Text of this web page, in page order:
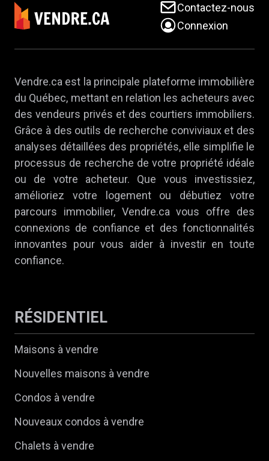
Contactez-nous
Connexion
Vendre.ca est la principale plateforme immobilière
du Québec, mettant en relation les acheteurs avec
des vendeurs privés et des courtiers immobiliers.
Grâce à des outils de recherche conviviaux et des
analyses détaillées des propriétés, elle simplifie le
processus de recherche de votre propriété idéale
ou de votre acheteur. Que vous investissiez,
amélioriez votre logement ou débutiez votre
parcours immobilier, Vendre.ca vous offre des
connexions de confiance et des fonctionnalités
innovantes pour vous aider à investir en toute
confiance.
RÉSIDENTIEL
Maisons à vendre
Nouvelles maisons à vendre
Condos à vendre
Nouveaux condos à vendre
Chalets à vendre